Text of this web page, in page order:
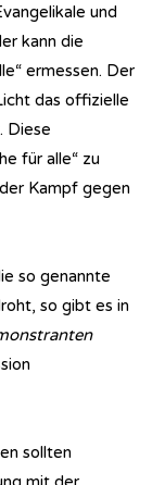
und
kann die
ermessen. Der
das offizielle
Diese
für alle“ zu
Kampf gegen
so genannte
so gibt es in
sollten